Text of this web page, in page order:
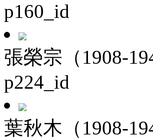
p160_id
張榮宗（1908-
p224_id
葉秋木（1908-